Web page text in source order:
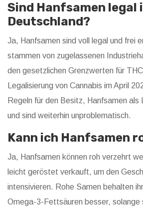
Sind Hanfsamen legal
Deutschland?
Ja, Hanfsamen sind voll legal und frei
stammen von zugelassenen
den gesetzlichen Grenzwerten für
Legalisierung von Cannabis im April
Regeln für den Besitz, Hanfsamen als
und sind weiterhin unproblematisch.
Kann ich Hanfsamen
Ja, Hanfsamen können roh verzehrt
leicht geröstet verkauft, um den
intensivieren. Rohe Samen behalten
Omega-3-Fettsäuren besser, solange